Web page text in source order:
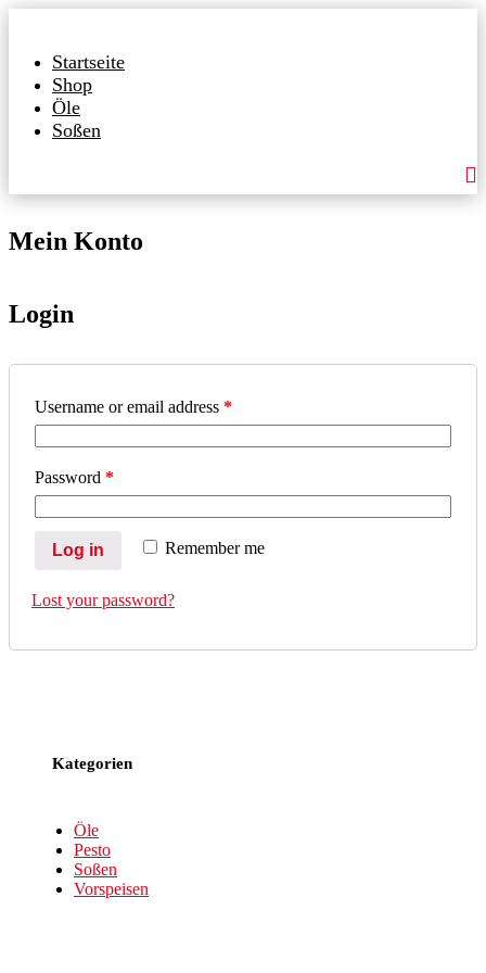
Startseite
Shop
Öle
Soßen

Mein Konto
Login
Username or email address *
Password *
Remember me
Log in
Lost your password?
Kategorien
Öle
Pesto
Soßen
Vorspeisen